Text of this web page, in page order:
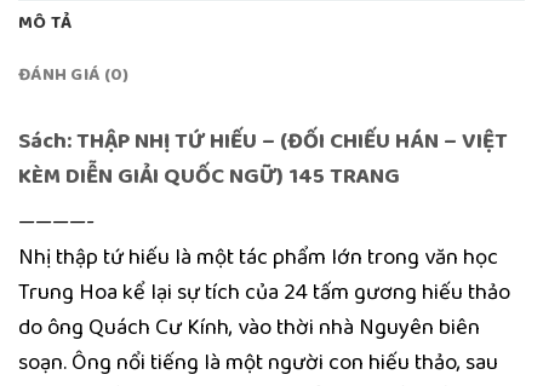
MÔ TẢ
ĐÁNH GIÁ (0)
Sách: THẬP NHỊ TỨ HIẾU – (ĐỐI CHIẾU HÁN – VIỆT
KÈM DIỄN GIẢI QUỐC NGỮ) 145 TRANG
————-
Nhị thập tứ hiếu là một tác phẩm lớn trong văn học
Trung Hoa kể lại sự tích của 24 tấm gương hiếu thảo
do ông Quách Cư Kính, vào thời nhà Nguyên biên
soạn. Ông nổi tiếng là một người con hiếu thảo, sau